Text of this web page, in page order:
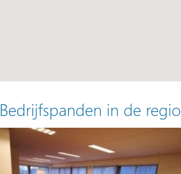
Bedrijfspanden in de regio